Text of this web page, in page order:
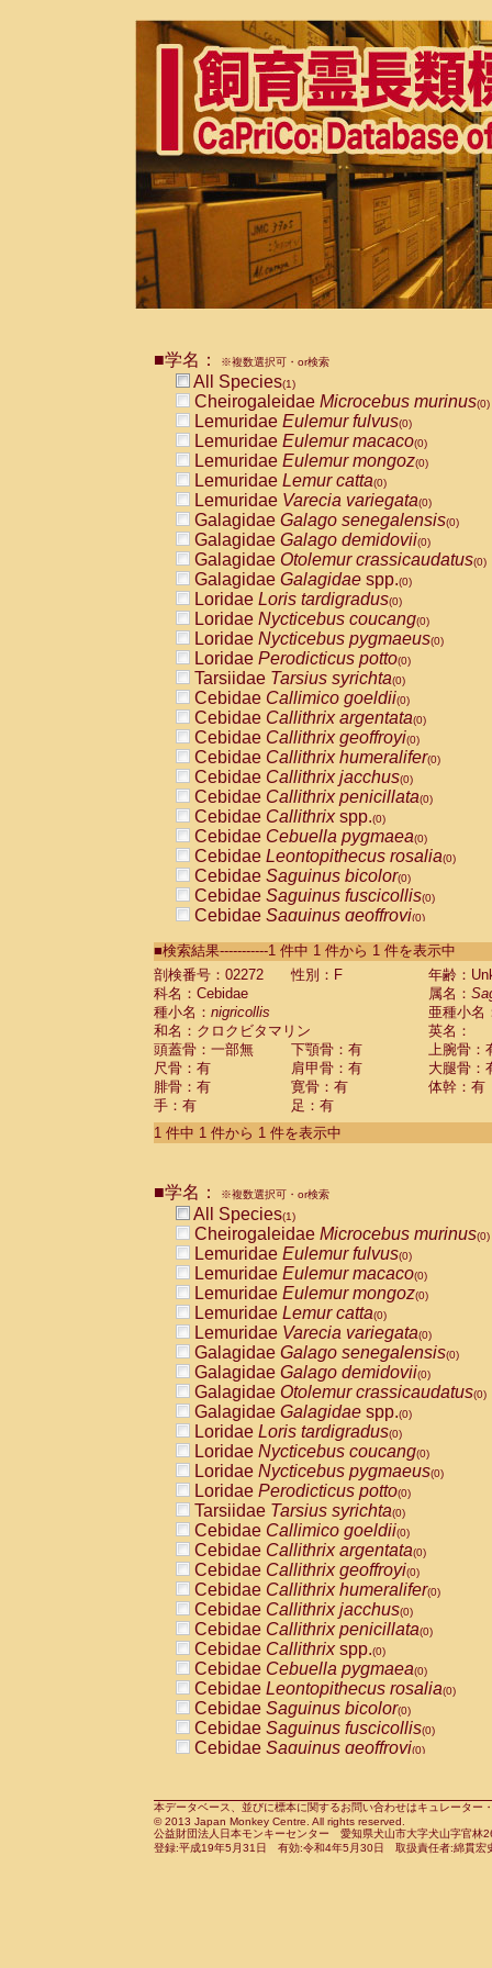
■学名： ※複数選択可・or検索
All Species(1)
Cheirogaleidae Microcebus murinus(0)
Lemuridae Eulemur fulvus(0)
Lemuridae Eulemur macaco(0)
Lemuridae Eulemur mongoz(0)
Lemuridae Lemur catta(0)
Lemuridae Varecia variegata(0)
Galagidae Galago senegalensis(0)
Galagidae Galago demidovii(0)
Galagidae Otolemur crassicaudatus(0)
Galagidae Galagidae spp.(0)
Loridae Loris tardigradus(0)
Loridae Nycticebus coucang(0)
Loridae Nycticebus pygmaeus(0)
Loridae Perodicticus potto(0)
Tarsiidae Tarsius syrichta(0)
Cebidae Callimico goeldii(0)
Cebidae Callithrix argentata(0)
Cebidae Callithrix geoffroyi(0)
Cebidae Callithrix humeralifer(0)
Cebidae Callithrix jacchus(0)
Cebidae Callithrix penicillata(0)
Cebidae Callithrixspp.(0)
Cebidae Cebuella pygmaea(0)
Cebidae Leontopithecus rosalia(0)
Cebidae Saguinus bicolor(0)
Cebidae Saguinus fuscicollis(0)
Cebidae Saguinus geoffroyi(0)
CebidaeSaguinus labiatus(0)
Cebidae Saguinus leucopus (0)
Cebidae
CebidaeSaguinus mystax
CebidaeSaguinus nigricollis (1)
Cebidae Saguinus oedipus
Cebidae Saguinus weddelli
Cebidae Saguinusspp.
Cebidae Aotus trivirgatus
Cebidae Cebus albifrons
CebidaeCebus nigrivittatus
CebidaeCebus
CebidaeSaimiri boliviensis(0)
CebidaeSaimiri sciureus(0)
AtelidaeAlouatta caraya(0)
AtelidaeAlouatta fusca(0)
AtelidaeAlouatta seniculus
AtelidaeAlouattaspp.(0)
AtelidaeAteles belzebuth(0)
AtelidaeAteles geoffroyi(0)
AtelidaeAteles paniscus(0)
AtelidaeAtelesspp.(0)
Atelidae Lagothrix lagothricha
AtelidaeLagothrix lagothricha cana
PitheciidaeCacajao calvus
PitheciidaeCallicebus cupreus
PitheciidaeCallicebus donacophilus
PitheciidaeCallicebus moloch
PitheciidaeCallicebus torquatus
PitheciidaeCallicebusspp.(0)
PitheciidaeChiropotes satanas(0)
PitheciidaePithecia monachus
PitheciidaePithecia pithecia(0)
CercopithecidaeCercocebus agilis
CercopithecidaeCercocebus
CercopithecidaeCercocebus
CercopithecidaeCercocebus
CercopithecidaeCercocebus
CercopithecidaeCercocebushybrid
CercopithecidaePapio anubis(0)
CercopithecidaePapio cynocephalus
CercopithecidaePapio hamadryas(0)
■検索結果-----------1 件中 1 件から 1 件を表示中
剖検番号：02272
性別：F
年齢：
科名：Cebidae
属名：
種小名： nigricollis
亜種小名
和名：クロクビタマリン
英名：
頭蓋骨：一部無
下顎骨：有
上腕骨：
尺骨：有
肩甲骨：有
大腿骨：
腓骨：有
寛骨：有
体幹：有
手：有
足：有
1 件中 1 件から 1 件を表示中
■学名： ※複数選択可・or検索
All Species(1)
Cheirogaleidae Microcebus murinus(0)
Lemuridae Eulemur fulvus(0)
Lemuridae Eulemur macaco(0)
Lemuridae Eulemur mongoz(0)
Lemuridae Lemur catta(0)
Lemuridae Varecia variegata(0)
Galagidae Galago senegalensis(0)
Galagidae Galago demidovii(0)
Galagidae Otolemur crassicaudatus(0)
Galagidae Galagidae spp.(0)
Loridae Loris tardigradus(0)
Loridae Nycticebus coucang(0)
Loridae Nycticebus pygmaeus(0)
Loridae Perodicticus potto(0)
Tarsiidae Tarsius syrichta(0)
Cebidae Callimico goeldii(0)
Cebidae Callithrix argentata(0)
Cebidae Callithrix geoffroyi(0)
Cebidae Callithrix humeralifer(0)
Cebidae Callithrix jacchus(0)
Cebidae Callithrix penicillata(0)
Cebidae Callithrixspp.(0)
Cebidae Cebuella pygmaea(0)
Cebidae Leontopithecus rosalia(0)
Cebidae Saguinus bicolor(0)
Cebidae Saguinus fuscicollis(0)
Cebidae Saguinus geoffroyi(0)
CebidaeSaguinus leucopus(0)
CebidaeSaguinus midas(0)
Cebidae Saguinus mystax(0)
本データベース、並びに標本に関するお問い合わせはキュレータ
© 2013 Japan Monkey Centre. All rights reserved.
公益財団法人日本モンキーセンター 愛知県犬山市大字犬山字官
登録:平成19年5月31日 有効:令和4年5月30日 取扱責任者:綿貫宏